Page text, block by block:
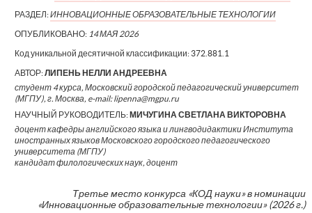
РАЗДЕЛ:ИННОВАЦИОННЫЕ ОБРАЗОВАТЕЛЬНЫЕ ТЕХНОЛОГИИ
ОПУБЛИКОВАНО: 14 МАЯ 2026
Код уникальной десятичной классификации: 372.881.1
АВТОР:ЛИПЕНЬ НЕЛЛИ АНДРЕЕВНА
студент 4 курса, Московский городской педагогический университет
(МГПУ), г. Москва, e-mail: lipenna@mgpu.ru
НАУЧНЫЙ РУКОВОДИТЕЛЬ:МИЧУГИНА СВЕТЛАНА ВИКТОРОВНА
доцент кафедры английского языка и лингводидактики Института
иностранных языков Московского городского педагогического
университета (МГПУ)
кандидат филологических наук, доцент
Третье место конкурса «КОД науки» в номинации
«Инновационные образовательные технологии» (2026 г.)